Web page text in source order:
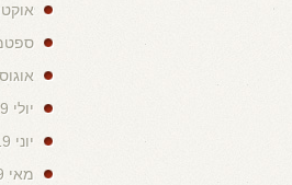
אוגוסט
יולי 2019
יוני 2019
מאי 2019